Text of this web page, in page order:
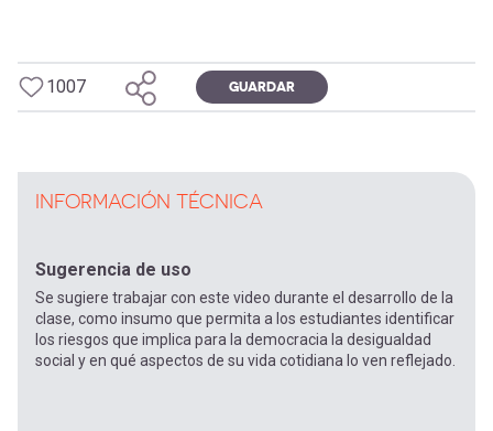
1007 GUARDAR
INFORMACIÓN TÉCNICA
Sugerencia de uso
Se sugiere trabajar con este video durante el desarrollo de la
clase, como insumo que permita a los estudiantes identificar
los riesgos que implica para la democracia la desigualdad
social y en qué aspectos de su vida cotidiana lo ven reflejado.